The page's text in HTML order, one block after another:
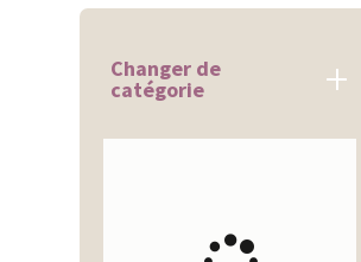
Changer de
catégorie